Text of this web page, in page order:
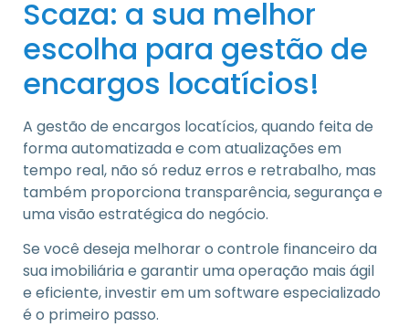
Scaza: a sua melhor
escolha para gestão de
encargos locatícios!
A gestão de encargos locatícios, quando feita de
forma automatizada e com atualizações em
tempo real, não só reduz erros e retrabalho, mas
também proporciona transparência, segurança e
uma visão estratégica do negócio.
Se você deseja melhorar o controle financeiro da
sua imobiliária e garantir uma operação mais ágil
e eficiente, investir em um software especializado
é o primeiro passo.